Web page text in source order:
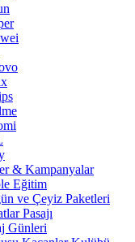
& Kampanyalar
Eğitim
ve Çeyiz Paketleri
Pasajı
Günleri